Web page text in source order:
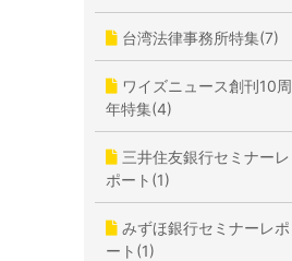
台湾法律事務所特集(7)
ワイズニュース創刊10周
年特集(4)
三井住友銀行セミナーレ
ポート(1)
みずほ銀行セミナーレポ
ート(1)